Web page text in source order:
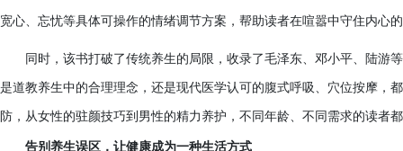
宽心、忘忧等具体可操作的情绪调节方案，帮助读者在喧嚣中守住内心
同时，该书打破了传统养生的局限，收录了毛泽东、邓小平、陆游
是道教养生中的合理理念，还是现代医学认可的腹式呼吸、穴位按摩，
防，从女性的驻颜技巧到男性的精力养护，不同年龄、不同需求的读者
告别养生误区，让健康成为一种生活方式